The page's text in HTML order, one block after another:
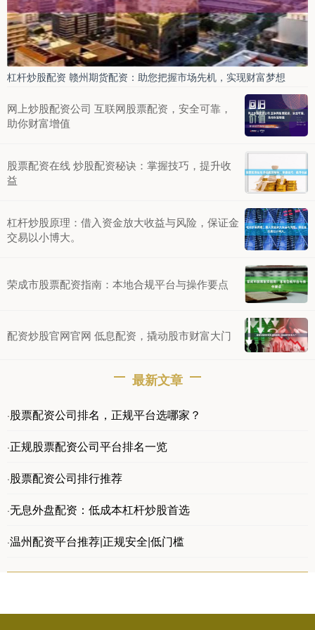
杠杆炒股配资 赣州期货配资：助您把握市场先机，实现财富梦想
网上炒股配资公司 互联网股票配资，安全可靠，
助你财富增值
股票配资在线 炒股配资秘诀：掌握技巧，提升收
益
杠杆炒股原理：借入资金放大收益与风险，保证金
交易以小博大。
荣成市股票配资指南：本地合规平台与操作要点
配资炒股官网官网 低息配资，撬动股市财富大门
最新文章
·股票配资公司排名，正规平台选哪家？
·正规股票配资公司平台排名一览
·股票配资公司排行推荐
·无息外盘配资：低成本杠杆炒股首选
·温州配资平台推荐|正规安全|低门槛